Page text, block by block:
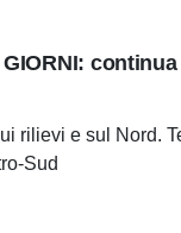
GIORNI:
rilievi e sul Nord.
Sud